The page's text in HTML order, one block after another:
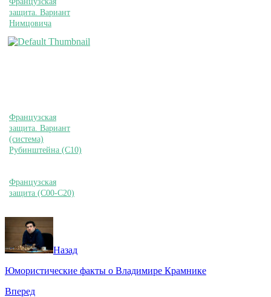
защита. Вариант
Нимцовича
Французская
защита. Вариант
(система)
Рубинштейна (C10)
Французская
защита (C00-C20)
Назад
Юмористические факты о Владимире Крамнике
Вперед